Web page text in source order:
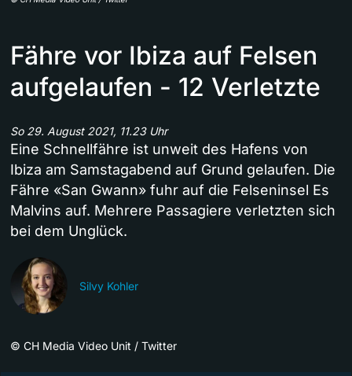
Fähre vor Ibiza auf Felsen
aufgelaufen - 12 Verletzte
So 29. August 2021, 11.23 Uhr
Eine Schnellfähre ist unweit des Hafens von
Ibiza am Samstagabend auf Grund gelaufen. Die
Fähre «San Gwann» fuhr auf die Felseninsel Es
Malvins auf. Mehrere Passagiere verletzten sich
bei dem Unglück.
Silvy Kohler
© CH Media Video Unit / Twitter